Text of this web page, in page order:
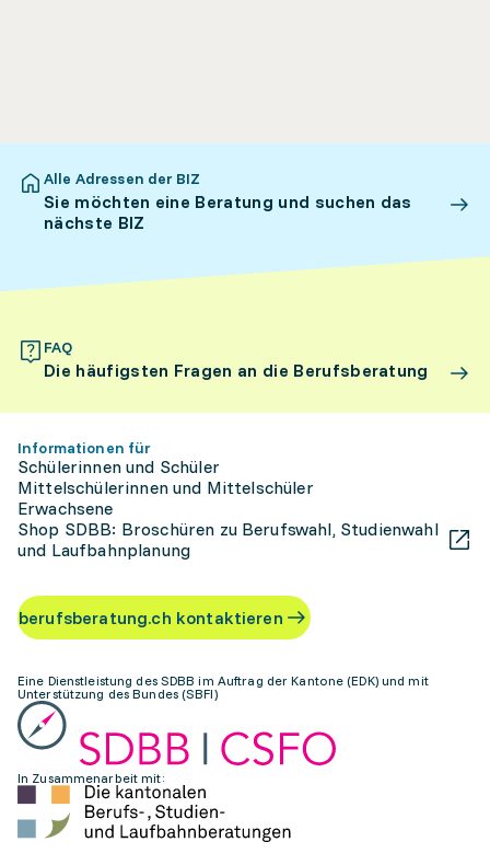
Alle Adressen der BIZ
Sie möchten eine Beratung und suchen das
nächste BIZ
FAQ
Die häufigsten Fragen an die Berufsberatung
Informationen für
Schülerinnen und Schüler
Mittelschülerinnen und Mittelschüler
Erwachsene
Shop SDBB: Broschüren zu Berufswahl, Studienwahl
und Laufbahnplanung
berufsberatung.ch kontaktieren
Eine Dienstleistung des SDBB im Auftrag der Kantone (EDK) und mit
Unterstützung des Bundes (SBFI)
In Zusammenarbeit mit: